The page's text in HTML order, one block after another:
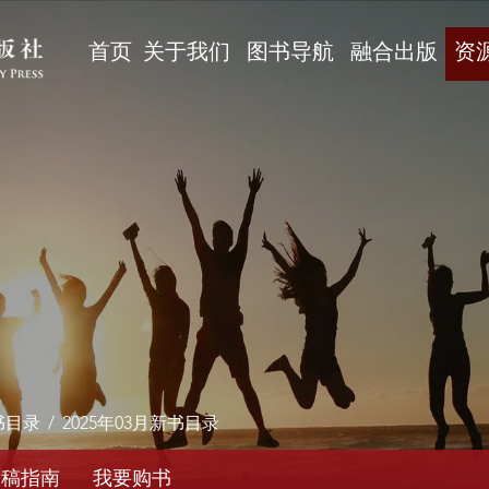
首页 关于我们 图书导航 融合出版 资
目录 / 2025年03月新书目录
指南 我要购书